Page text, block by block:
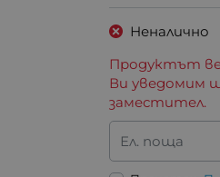
Неналично
Продуктът
Ви уведомим
заместител.
Ел. поща